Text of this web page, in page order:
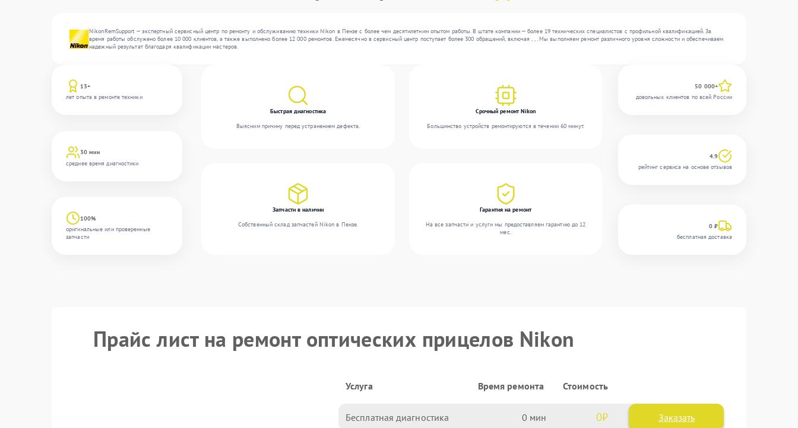
NikonRemSupport — экспертный сервисный центр по ремонту и обслуживанию техники Nikon в Пензе с более чем десятилетним опытом работы. В штате компании — более 19 технических специалистов с профильной квалификацией. За
время работы обслужено более 10 000 клиентов, а также выполнено более 12 000 ремонтов. Ежемесячно в сервисный центр поступает более 300 обращений, включая , , . Мы выполняем ремонт различного уровня сложности и обеспечиваем
надежный результат благодаря квалификации мастеров.
13+
лет опыта в ремонте техники
30 мин
среднее время диагностики
100%
оригинальные или проверенные
запчасти
Быстрая диагностика
Выясним причину перед устранением дефекта.
Срочный ремонт Nikon
Большинство устройств ремонтируются в течении 60 минут.
Запчасти в наличии
Собственный склад запчастей Nikon в Пензе.
Гарантия на ремонт
На все запчасти и услуги мы предоставляем гарантию до 12
мес.
50 000+
довольных клиентов по всей России
4.9
рейтинг сервиса на основе отзывов
0 ₽
бесплатная доставка
Прайс лист на ремонт оптических прицелов Nikon
Услуга Время ремонта Стоимость
Бесплатная диагностика 0 0 Заказать